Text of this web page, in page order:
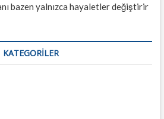
bazen yalnızca hayaletler değiştirir
KATEGORILER